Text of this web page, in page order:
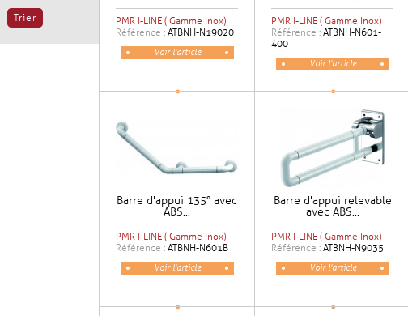
PMR I-LINE ( Gamme Inox)
Référence : ATBNH-N19020
Voir l'article
PMR I-LINE ( Gamme Inox)
Référence : ATBNH-N601-
400
Voir l'article
Barre d'appui 135° avec
ABS...
PMR I-LINE ( Gamme Inox)
Référence : ATBNH-N601B
Voir l'article
Barre d'appui relevable
avec ABS...
PMR I-LINE ( Gamme Inox)
Référence : ATBNH-N9035
Voir l'article